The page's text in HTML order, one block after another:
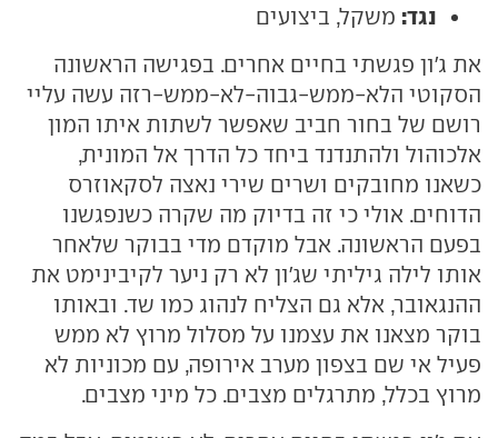
נגד: משקל, ביצועים
את ג'ון פגשתי בחיים אחרים. בפגישה הראשונה
הסקוטי הלא-ממש-גבוה-לא-ממש-רזה עשה עליי
רושם של בחור חביב שאפשר לשתות איתו המון
אלכוהול ולהתנדנד ביחד כל הדרך אל המונית,
כשאנו מחובקים ושרים שירי נאצה לסקאוזרס
הדוחים. אולי כי זה בדיוק מה שקרה כשנפגשנו
בפעם הראשונה. אבל מוקדם מדי בבוקר שלאחר
אותו לילה גיליתי שג'ון לא רק ניער לקיבינימט את
ההנגאובר, אלא גם הצליח לנהוג כמו שד. ובאותו
בוקר מצאנו את עצמנו על מסלול מרוץ לא ממש
פעיל אי שם בצפון מערב אירופה, עם מכוניות לא
מרוץ בכלל, מתרגלים מצבים. כל מיני מצבים.